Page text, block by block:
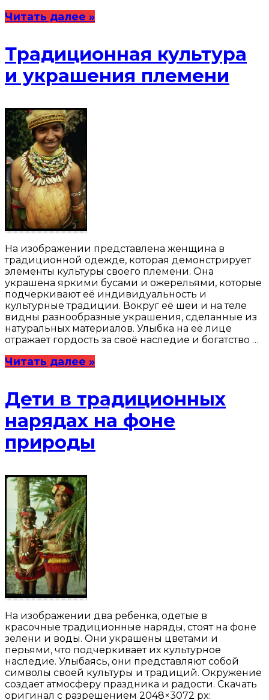
Читать далее »
Традиционная культура
и украшения племени
На изображении представлена женщина в
традиционной одежде, которая демонстрирует
элементы культуры своего племени. Она
украшена яркими бусами и ожерельями, которые
подчеркивают её индивидуальность и
культурные традиции. Вокруг её шеи и на теле
видны разнообразные украшения, сделанные из
натуральных материалов. Улыбка на её лице
отражает гордость за своё наследие и богатство …
Читать далее »
Дети в традиционных
нарядах на фоне
природы
На изображении два ребенка, одетые в
красочные традиционные наряды, стоят на фоне
зелени и воды. Они украшены цветами и
перьями, что подчеркивает их культурное
наследие. Улыбаясь, они представляют собой
символы своей культуры и традиций. Окружение
создает атмосферу праздника и радости. Скачать
оригинал с разрешением 2048×3072 px: